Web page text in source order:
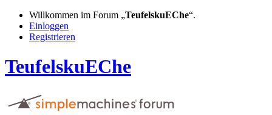
Willkommen im Forum „TeufelskuEChe“.
Einloggen
Registrieren
TeufelskuEChe